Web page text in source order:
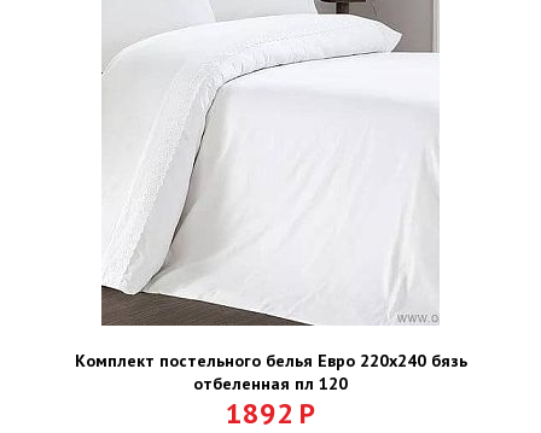
Комплект постельного белья Евро 220х240 бязь
отбеленная пл 120
1892 Р